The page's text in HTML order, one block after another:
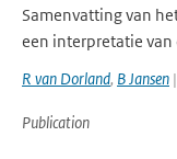
Samenvatting van
een interpretatie van
R van Dorland, B Jansen
Publication